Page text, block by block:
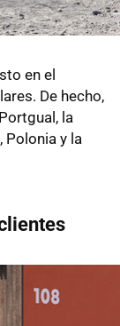
en el
De hecho,
la
Polonia y la